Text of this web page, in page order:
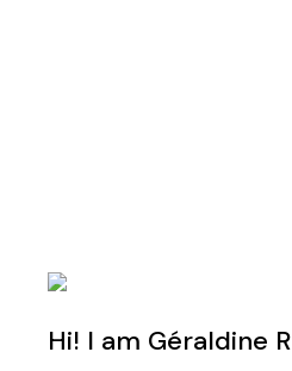
Hi! I am Géraldine R